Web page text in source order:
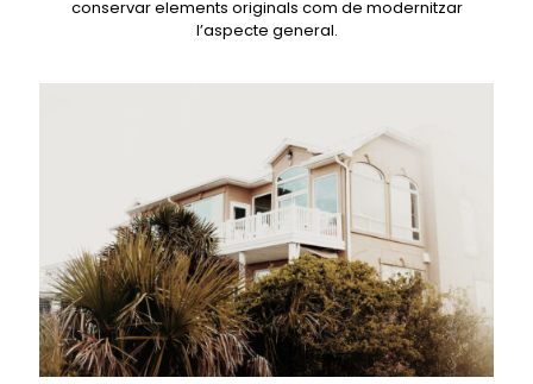
conservar elements originals com de modernitzar
l’aspecte general.